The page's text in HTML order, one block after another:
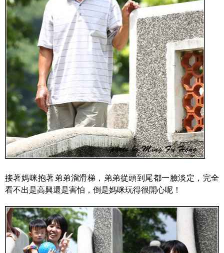
接著媽咪抱著弟弟溜滑梯，弟弟從頭到尾都一臉淡定，完全
看不出是高興還是害怕，倒是媽咪玩得很開心呢！